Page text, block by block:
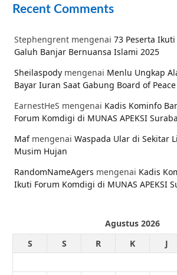
Recent Comments
Stephengrent mengenai 73 Peserta
Galuh Banjar Bernuansa Islami 2025
Sheilaspody mengenai Menlu Ungkap
Bayar Iuran Saat Gabung Board of Peace
EarnestHeS mengenai Kadis Kominfo
Forum Komdigi di MUNAS APEKSI
Mafmengenai Waspada Ular di Sekitar
Musim Hujan
RandomNameAgers mengenai Kadis
Ikuti Forum Komdigi di MUNAS APEKSI
Agustus 2026
S
S R K J